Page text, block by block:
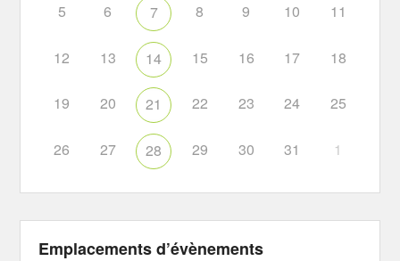
5 6 7 8 9 10 11
12 13 14 15 16 17 18
19 20 21 22 23 24 25
26 27 28 29 30 31 1
Emplacements d’évènements